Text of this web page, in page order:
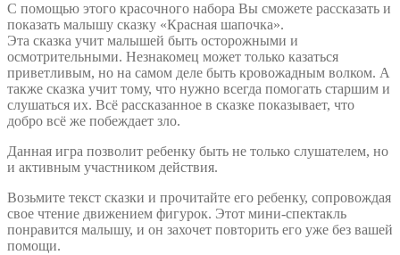
С помощью этого красочного набора Вы сможете рассказать и
показать малышу сказку «Красная шапочка».
Эта сказка учит малышей быть осторожными и
осмотрительными. Незнакомец может только казаться
приветливым, но на самом деле быть кровожадным волком. А
также сказка учит тому, что нужно всегда помогать старшим и
слушаться их. Всё рассказанное в сказке показывает, что
добро всё же побеждает зло.
Данная игра позволит ребенку быть не только слушателем, но
и активным участником действия.
Возьмите текст сказки и прочитайте его ребенку, сопровождая
свое чтение движением фигурок. Этот мини-спектакль
понравится малышу, и он захочет повторить его уже без вашей
помощи.